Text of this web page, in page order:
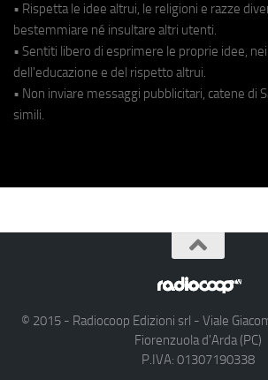
• Rispetta le idee altrui, le religioni e razze
bestemmiare né insultare altri utenti.
• Sentiti libero di esprimere le proprie idee,
dell'educazione e del rispetto altrui.
• Non inviare messaggi pubblicitari, catene di
simili.
© 2015 - Radiocoop Edizioni srl - Viale
Fiorenzuola d'Arda (PC)
P.IVA: 01307190338